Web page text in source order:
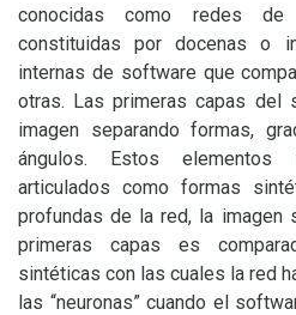
conocidas como redes de
constituidas por docenas o
internas de software que
otras. Las primeras capas del
imagen separando formas,
ángulos. Estos elementos
articulados como formas
profundas de la red, la imagen
primeras capas es
sintéticas con las cuales la red
las “neuronas” cuando el